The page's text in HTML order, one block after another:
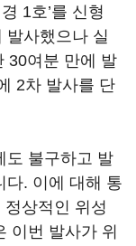
1호’를 신형
발사했으나 실
30여분 만에 발
2차 발사를 단
도 불구하고 발
다. 이에 대해 통
정상적인 위성
이번 발사가 위